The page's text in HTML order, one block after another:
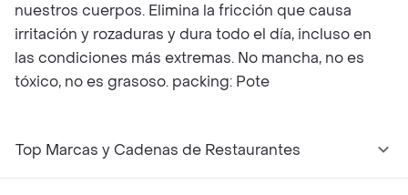
nuestros cuerpos. Elimina la fricción que causa
irritación y rozaduras y dura todo el día, incluso en
las condiciones más extremas. No mancha, no es
tóxico, no es grasoso. packing: Pote
Top Marcas y Cadenas de Restaurantes